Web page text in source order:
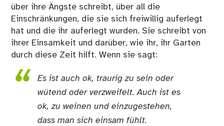
über ihre Ängste schreibt, über all die
Einschränkungen, die sie sich freiwillig auferlegt
hat und die ihr auferlegt wurden. Sie schreibt von
ihrer Einsamkeit und darüber, wie ihr, ihr Garten
durch diese Zeit hilft. Wenn sie sagt:
Es ist auch ok, traurig zu sein oder
wütend oder verzweifelt. Auch ist es
ok, zu weinen und einzugestehen,
dass man sich einsam fühlt.